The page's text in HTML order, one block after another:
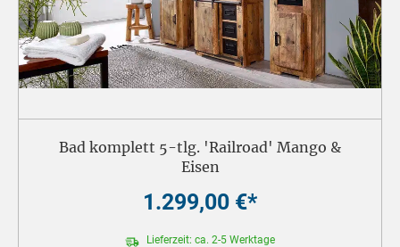
Bad komplett 5-tlg. 'Railroad' Mango &
Eisen
1.299,00 €*
Lieferzeit: ca. 2-5 Werktage